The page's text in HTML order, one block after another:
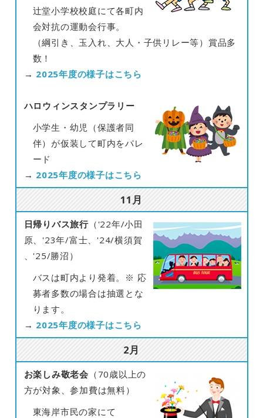
辻堂小学校校庭にて各町内
会対抗の運動会行事。
（綱引き、玉入れ、大人・子供リレー等）賞品多
数！
→ 2025年度の様子はこちら
ハロウィンスタンプラリー
小学生・幼児（保護者同
伴）が仮装して町内をパレ
ード
→ 2025年度の様子はこちら
11月
日帰りバス旅行（ '22年/小田
原、'23年/富士、'24/横須賀
、'25/勝沼）
バスは町内より発着。 ※ 応
募者多数の場合は抽選とな
ります。
→ 2025年度の様子はこちら
2月
お楽しみ敬老会 （70歳以上の
方が対象、参加費は無料）
東海岸市民の家にて